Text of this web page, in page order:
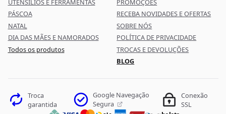
UTENSÍLIOS E FERRAMENTAS
PÁSCOA
NATAL
DIA DAS MÃES E NAMORADOS
Todos os produtos
PROMOÇÕES
RECEBA NOVIDADES E OFERTAS
SOBRE NÓS
POLÍTICA DE PRIVACIDADE
TROCAS E DEVOLUÇÕES
BLOG
Troca
garantida
Google Navegação
Segura
Conexão
SSL